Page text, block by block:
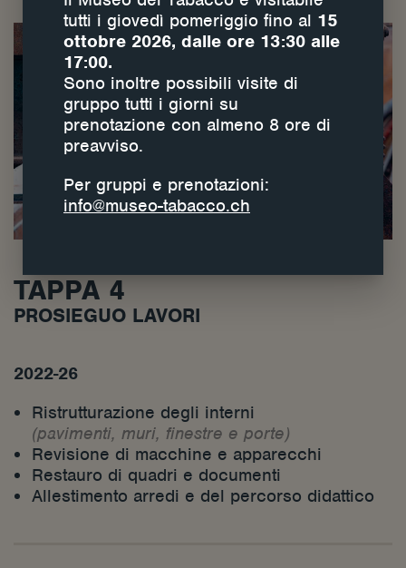
TAPPA 4
PROSIEGUO LAVORI
2022-26
Ristrutturazione degli interni
(pavimenti, muri, finestre e porte)
Revisione di macchine e apparecchi
Restauro di quadri e documenti
Allestimento arredi e del percorso didattico
tutti i giovedì pomeriggio fino al 15
ottobre 2026, dalle ore 13:30 alle
17:00.
Sono inoltre possibili visite di
gruppo tutti i giorni su
prenotazione con almeno 8 ore di
preavviso.
Per gruppi e prenotazioni:
info@museo-tabacco.ch